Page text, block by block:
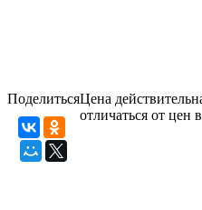
ПоделитьсяЦена
отличаться от цен